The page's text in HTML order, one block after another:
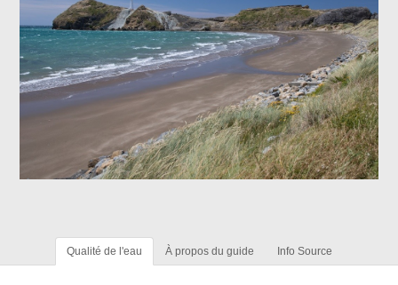
Qualité de l'eau À propos du guide Info Source